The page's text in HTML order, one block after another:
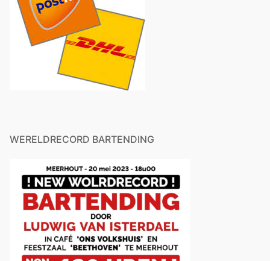
WERELDRECORD BARTENDING